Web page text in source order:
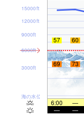
海の水位
3000ft
6000ft
9000ft
12000ft
15000ft
57 60
69 73
6:00 —
—
—